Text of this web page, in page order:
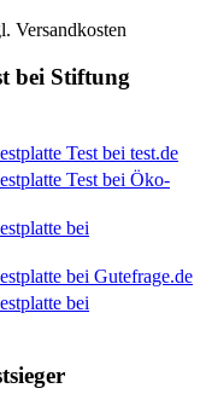
Versandkosten
bei Stiftung
Test bei test.de
Test bei Öko-
bei
bei Gutefrage.de
bei